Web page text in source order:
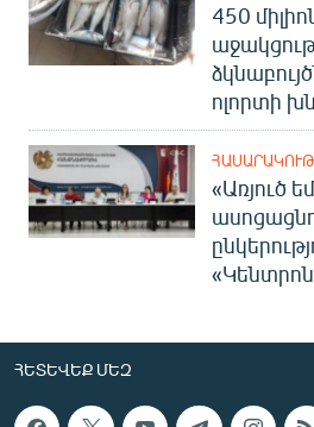
450
ոլորտի
«Առյուծ
ՀԵՏԵՎԵՔ ՄԵԶ